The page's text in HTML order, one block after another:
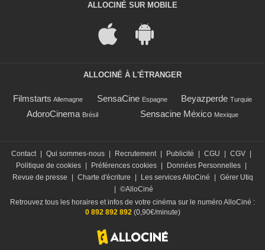
ALLOCINÉ SUR MOBILE
ALLOCINÉ À L'ÉTRANGER
Filmstarts Allemagne SensaCine Espagne Beyazperde Turquie
AdoroCinema Brésil Sensacine México Mexique
Contact Qui sommes-nous Recrutement Publicité CGU CGV
Politique de cookies
Préférences cookies Données Personnelles
Revue de presse
Charte d'écriture Les services AlloCiné
Gérer Utiq
©AlloCiné
Retrouvez tous les horaires et infos de votre cinéma sur le numéro AlloCiné :
0 892 892 892(0,90€/minute)